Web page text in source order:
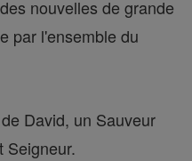
nouvelles de grande
par l'ensemble du
David, un Sauveur
Seigneur.